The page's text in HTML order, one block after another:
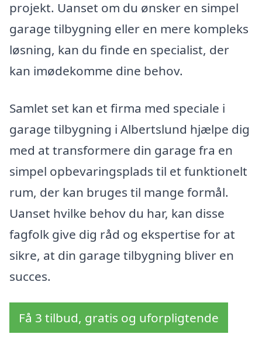
projekt. Uanset om du ønsker en simpel
garage tilbygning eller en mere kompleks
løsning, kan du finde en specialist, der
kan imødekomme dine behov.
Samlet set kan et firma med speciale i
garage tilbygning i Albertslund hjælpe dig
med at transformere din garage fra en
simpel opbevaringsplads til et funktionelt
rum, der kan bruges til mange formål.
Uanset hvilke behov du har, kan disse
fagfolk give dig råd og ekspertise for at
sikre, at din garage tilbygning bliver en
succes.
Få 3 tilbud, gratis og uforpligtende